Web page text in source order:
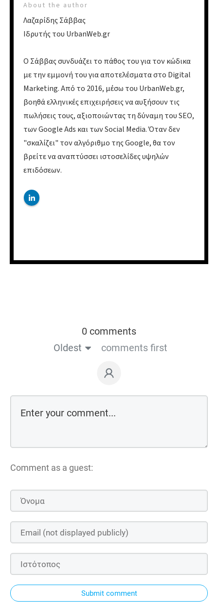
About the author
Λαζαρίδης Σάββας
Ιδρυτής του UrbanWeb.gr
Ο Σάββας συνδυάζει το πάθος του για τον κώδικα
με την εμμονή του για αποτελέσματα στο Digital
Marketing. Από το 2016, μέσω του UrbanWeb.gr,
βοηθά ελληνικές επιχειρήσεις να αυξήσουν τις
πωλήσεις τους, αξιοποιώντας τη δύναμη του SEO,
των Google Ads και των Social Media. Όταν δεν
"σκαλίζει" τον αλγόριθμο της Google, θα τον
βρείτε να αναπτύσσει ιστοσελίδες υψηλών
επιδόσεων.
0 comments
Oldest
comments first
Comment as a guest:
Submit comment